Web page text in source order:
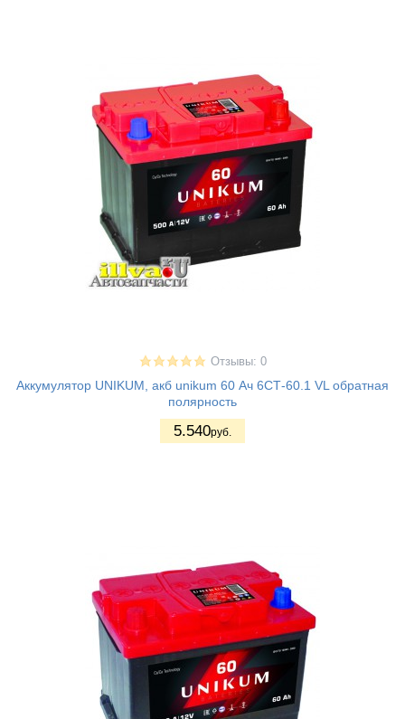
Отзывы: 0
Аккумулятор UNIKUM, акб unikum 60 Ач 6СТ-60.1 VL обратная
полярность
5.540руб.